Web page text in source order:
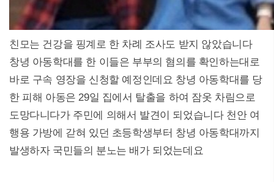
친모는 건강을 핑계로 한 차례 조사도 받지 않았습니다
창녕 아동학대를 한 이들은 부부의 혐의를 확인하는대로
바로 구속 영장을 신청할 예정인데요 창녕 아동학대를 당
한 피해 아동은 29일 집에서 탈출을 하여 잠옷 차림으로
도망다니다가 주민에 의해서 발견이 되었습니다 천안 여
행용 가방에 갇혀 있던 초등학생부터 창녕 아동학대까지
발생하자 국민들의 분노는 배가 되었는데요